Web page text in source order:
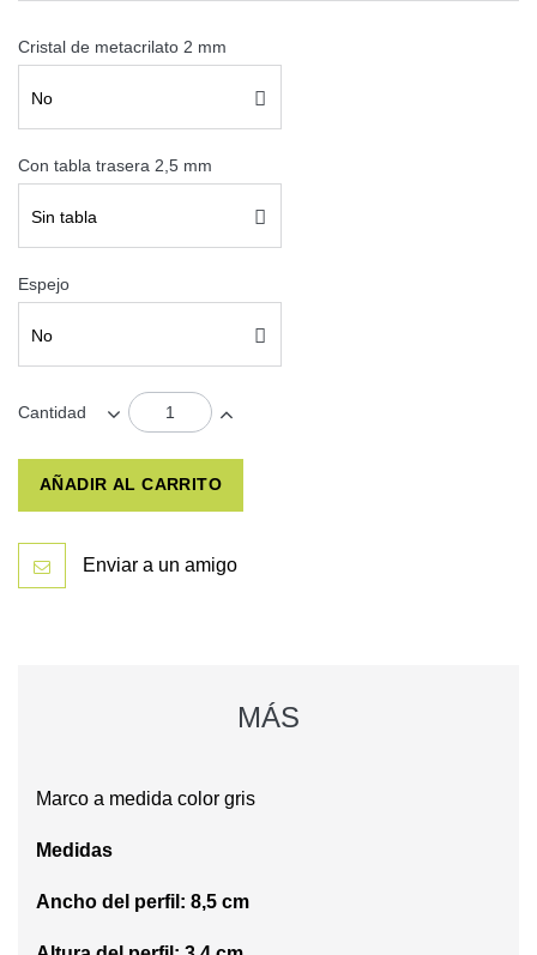
Cristal de metacrilato 2 mm
No
Con tabla trasera 2,5 mm
Sin tabla
Espejo
No
Cantidad
AÑADIR AL CARRITO
Enviar a un amigo
MÁS
Marco a medida color gris
Medidas
Ancho del perfil: 8,5 cm